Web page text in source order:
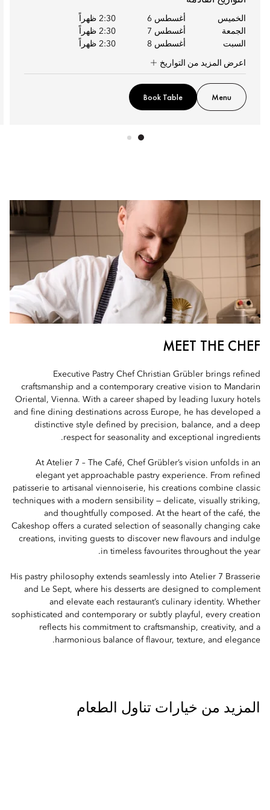
الخميس أغسطس 6
2:30 ظهراً
الجمعة
أغسطس 7
2:30 ظهراً
السبت
أغسطس 8 2:30 ظهراً
اعرض المزيد من التواريخ
Menu
Book Table
MEET THE CHEF
Executive Pastry Chef Christian Grübler brings refined
craftsmanship and a contemporary creative vision to Mandarin
Oriental, Vienna. With a career shaped by leading luxury hotels
and fine dining destinations across Europe, he has developed a
distinctive style defined by precision, balance, and a deep
respect for seasonality and exceptional ingredients.
At Atelier 7 – The Café, Chef Grübler’s vision unfolds in an
elegant yet approachable pastry experience. From refined
patisserie to artisanal viennoiserie, his creations combine classic
techniques with a modern sensibility — delicate, visually striking,
and thoughtfully composed. At the heart of the café, the
Cakeshop offers a curated selection of seasonally changing cake
creations, inviting guests to discover new flavours and indulge
in timeless favourites throughout the year.
His pastry philosophy extends seamlessly into Atelier 7 Brasserie
and Le Sept, where his desserts are designed to complement
and elevate each restaurant’s culinary identity. Whether
sophisticated and contemporary or subtly playful, every creation
reflects his commitment to craftsmanship, creativity, and a
harmonious balance of flavour, texture, and elegance.
المزيد من خيارات تناول الطعام